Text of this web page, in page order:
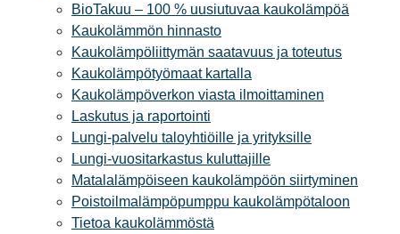
BioTakuu – 100 % uusiutuvaa kaukolämpöä
Kaukolämmön hinnasto
Kaukolämpöliittymän saatavuus ja toteutus
Kaukolämpötyömaat kartalla
Kaukolämpöverkon viasta ilmoittaminen
Laskutus ja raportointi
Lungi-palvelu taloyhtiöille ja yrityksille
Lungi-vuositarkastus kuluttajille
Matalalämpöiseen kaukolämpöön siirtyminen
Poistoilmalämpöpumppu kaukolämpötaloon
Tietoa kaukolämmöstä